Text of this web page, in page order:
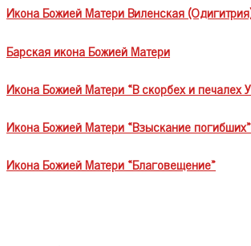
Икона Божией Матери Виленская
Барская икона Божией Матери
Икона Божией Матери «В скорбех и печалех
Икона Божией Матери «Взыскание погибших»
Икона Божией Матери «Благовещение»